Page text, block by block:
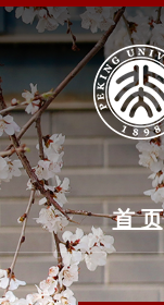
首 页